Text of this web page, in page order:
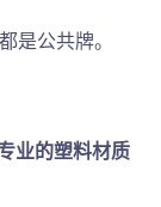
是公共牌。
业的塑料材质